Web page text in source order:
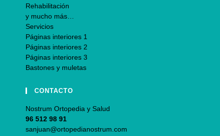
Rehabilitación
y mucho más…
Servicios
Páginas interiores 1
Páginas interiores 2
Páginas interiores 3
Bastones y muletas
CONTACTO
Nostrum Ortopedia y Salud
96 512 98 91
sanjuan@ortopedianostrum.com